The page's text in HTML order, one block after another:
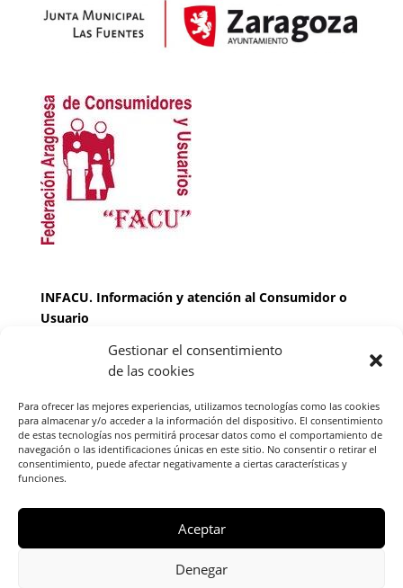
Gestionar el consentimiento
de las cookies
Para ofrecer las mejores experiencias, utilizamos tecnologías como las cookies
para almacenar y/o acceder a la información del dispositivo. El consentimiento
de estas tecnologías nos permitirá procesar datos como el comportamiento de
navegación o las identificaciones únicas en este sitio. No consentir o retirar el
consentimiento, puede afectar negativamente a ciertas características y
funciones.
Aceptar
Denegar
INFACU. Información y atención al Consumidor o
Usuario
MARTES Y JUEVES de17:00 a 20 horas
horas
Teléfono de contacto976 13 47 92
FACU, Calle Leopoldo Romeo, 30 local